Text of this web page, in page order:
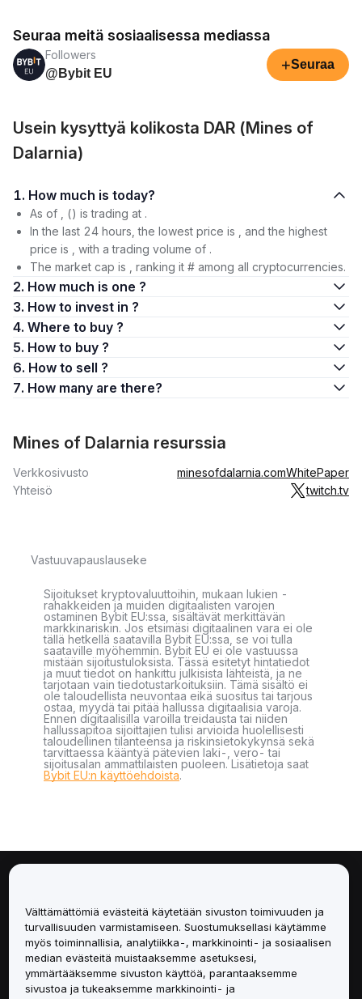
Seuraa meitä sosiaalisessa mediassa
Followers
@Bybit EU
+Seuraa
Usein kysyttyä kolikosta DAR (Mines of
Dalarnia)
1. How much is today?
As of , () is trading at .
In the last 24 hours, the lowest price is , and the highest
price is , with a trading volume of .
The market cap is , ranking it # among all cryptocurrencies.
2. How much is one ?
3. How to invest in ?
4. Where to buy ?
5. How to buy ?
6. How to sell ?
7. How many are there?
Mines of Dalarnia resurssia
Verkkosivusto minesofdalarnia.comWhitePaper
Yhteisö
twitch.tv
Vastuuvapauslauseke
Sijoitukset kryptovaluuttoihin, mukaan lukien -
rahakkeiden ja muiden digitaalisten varojen
ostaminen Bybit EU:ssa, sisältävät merkittävän
markkinariskin. Jos etsimäsi digitaalinen vara ei ole
tällä hetkellä saatavilla Bybit EU:ssa, se voi tulla
saataville myöhemmin. Bybit EU ei ole vastuussa
mistään sijoitustuloksista. Tässä esitetyt hintatiedot
ja muut tiedot on hankittu julkisista lähteistä, ja ne
tarjotaan vain tiedotustarkoituksiin. Tämä sisältö ei
ole taloudellista neuvontaa eikä suositus tai tarjous
ostaa, myydä tai pitää hallussa digitaalisia varoja.
Ennen digitaalisilla varoilla treidausta tai niiden
hallussapitoa sijoittajien tulisi arvioida huolellisesti
taloudellinen tilanteensa ja riskinsietokykynsä sekä
tarvittaessa kääntyä pätevien laki-, vero- tai
sijoitusalan ammattilaisten puoleen. Lisätietoja saat
Bybit EU:n käyttöehdoista.
Palvelut
Tuki
Välttämättömiä evästeitä käytetään sivuston toimivuuden ja
turvallisuuden varmistamiseen. Suostumuksellasi käytämme
myös toiminnallisia, analytiikka-, markkinointi- ja sosiaalisen
median evästeitä muistaaksemme asetuksesi,
ymmärtääksemme sivuston käyttöä, parantaaksemme
sivustoa ja tukeaksemme markkinointi- ja